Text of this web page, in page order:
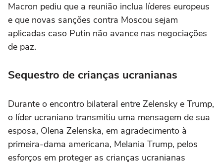
Macron pediu que a reunião inclua líderes europeus
e que novas sanções contra Moscou sejam
aplicadas caso Putin não avance nas negociações
de paz.
Sequestro de crianças ucranianas
Durante o encontro bilateral entre Zelensky e Trump,
o líder ucraniano transmitiu uma mensagem de sua
esposa, Olena Zelenska, em agradecimento à
primeira-dama americana, Melania Trump, pelos
esforços em proteger as crianças ucranianas